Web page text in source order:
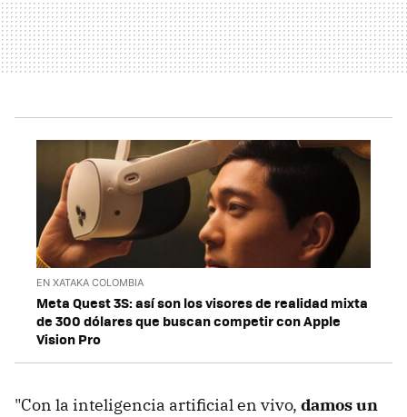
EN XATAKA COLOMBIA
Meta Quest 3S: así son los visores de realidad mixta
de 300 dólares que buscan competir con Apple
Vision Pro
"Con la inteligencia artificial en vivo, damos un